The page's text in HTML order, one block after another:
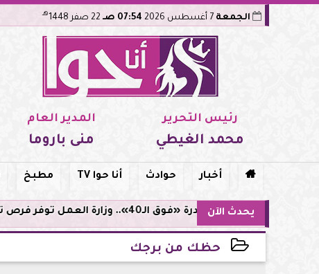
الجمعة 07:54 صـ هـ
رئيس التحرير
محمد الغيطي
المدير العام
منى باروما
 أخبار حوادث أنا حوا TV مطبخ
يحدث الآن
مبادرة «فوق الـ40».. وزارة العمل توفر فرص توظيف لأصحاب الخبرات
حظك من برجك